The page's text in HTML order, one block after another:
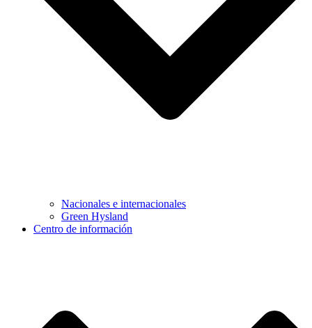
Nacionales e internacionales
Green Hysland
Centro de información